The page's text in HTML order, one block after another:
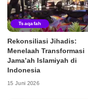
Tsaqafah
Rekonsiliasi Jihadis:
Menelaah Transformasi
Jama’ah Islamiyah di
Indonesia
15 Juni 2026